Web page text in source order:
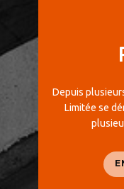
Depuis
Limitée se